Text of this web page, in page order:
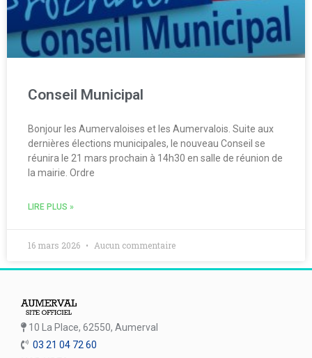
Conseil Municipal
Bonjour les Aumervaloises et les Aumervalois. Suite aux
dernières élections municipales, le nouveau Conseil se
réunira le 21 mars prochain à 14h30 en salle de réunion de
la mairie. Ordre
LIRE PLUS »
16 mars 2026 Aucun commentaire
10 La Place, 62550, Aumerval
03 21 04 72 60